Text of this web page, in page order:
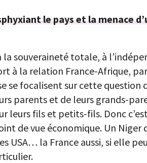
le pays et la menace
souveraineté totale, à
à la relation France-Afrique,
focalisent sur cette question
parents et de leurs grands-
leurs fils et petits-fils. Donc
de vue économique. Un Niger
USA… la France aussi, si elle